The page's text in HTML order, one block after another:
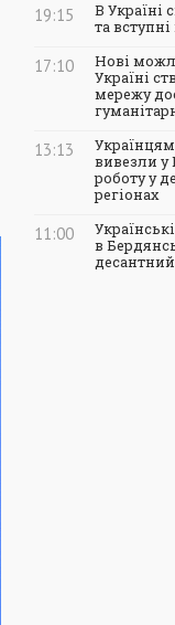
19:15
В Україні
та вступні
17:10
Нові
Україні
мережу
13:13
вивезли у
роботу у
регіонах
11:00
в